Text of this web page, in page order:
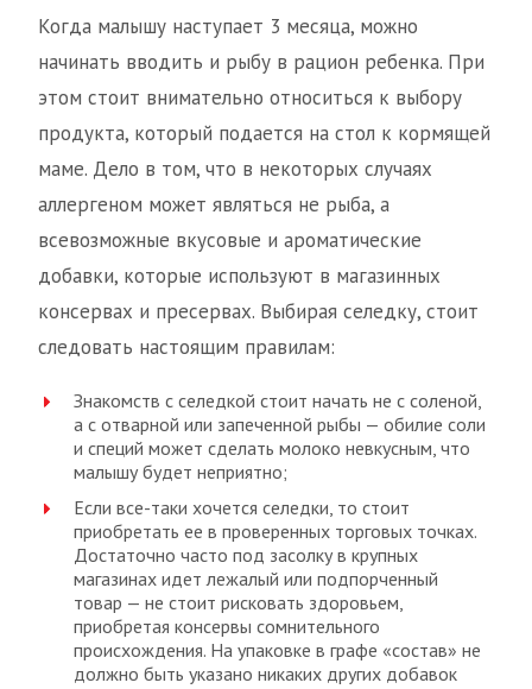
Когда малышу наступает 3 месяца, можно
начинать вводить и рыбу в рацион ребенка. При
этом стоит внимательно относиться к выбору
продукта, который подается на стол к кормящей
маме. Дело в том, что в некоторых случаях
аллергеном может являться не рыба, а
всевозможные вкусовые и ароматические
добавки, которые используют в магазинных
консервах и пресервах. Выбирая селедку, стоит
следовать настоящим правилам:
Знакомств с селедкой стоит начать не с соленой,
а с отварной или запеченной рыбы — обилие соли
и специй может сделать молоко невкусным, что
малышу будет неприятно;
Если все-таки хочется селедки, то стоит
приобретать ее в проверенных торговых точках.
Достаточно часто под засолку в крупных
магазинах идет лежалый или подпорченный
товар — не стоит рисковать здоровьем,
приобретая консервы сомнительного
происхождения. На упаковке в графе «состав» не
должно быть указано никаких других добавок